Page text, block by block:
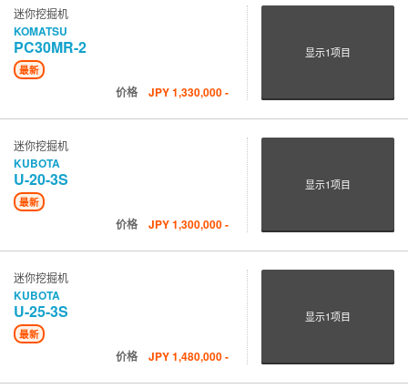
迷你挖掘机
KOMATSU
PC30MR-2
最新
价格 JPY1,330,000-
显示1项目
迷你挖掘机
KUBOTA
U-20-3S
最新
价格 JPY1,300,000-
显示1项目
迷你挖掘机
KUBOTA
U-25-3S
最新
价格 JPY1,480,000-
显示1项目